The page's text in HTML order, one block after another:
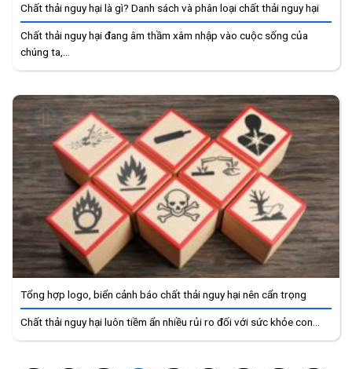
Chất thải nguy hại là gì? Danh sách và phân loại chất thải nguy hại
Chất thải nguy hại đang âm thầm xâm nhập vào cuộc sống của
chúng ta,...
Tổng hợp logo, biển cảnh báo chất thải nguy hại nên cẩn trọng
Chất thải nguy hại luôn tiềm ẩn nhiều rủi ro đối với sức khỏe con...